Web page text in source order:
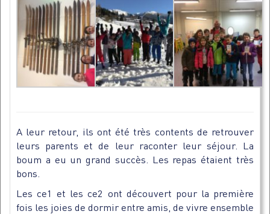
A leur retour, ils ont été très contents de retrouver
leurs parents et de leur raconter leur séjour. La
boum a eu un grand succès. Les repas étaient très
bons.
Les ce1 et les ce2 ont découvert pour la première
fois les joies de dormir entre amis, de vivre ensemble